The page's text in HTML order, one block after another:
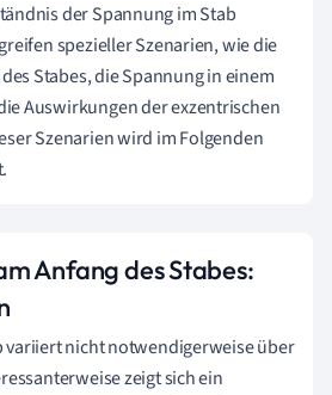
der Spannung im Stab
spezieller Szenarien, wie die
Stabes, die Spannung in einem
Auswirkungen der exzentrischen
Szenarien wird im Folgenden
Anfang des Stabes:
variiert nicht notwendigerweise über
zeigt sich ein